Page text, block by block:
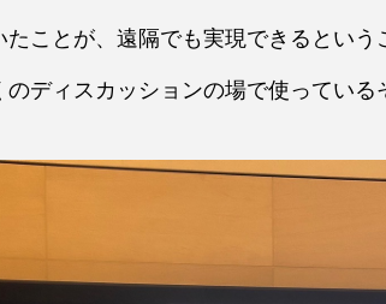
たことが、遠隔でも実現できるという
ディスカッションの場で使っている